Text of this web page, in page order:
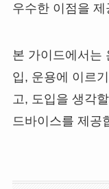
우수한 이점을 제
본 가이드에서는
입, 운용에 이르
고, 도입을 생각
드바이스를 제공